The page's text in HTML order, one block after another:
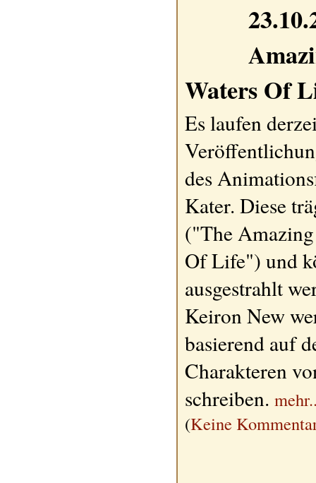
Waters Of
Es laufen
des
Kater. Diese
("The
Of Life") und
ausgestrahlt
Keiron New
basierend auf
Charakteren
schreiben.
(Keine